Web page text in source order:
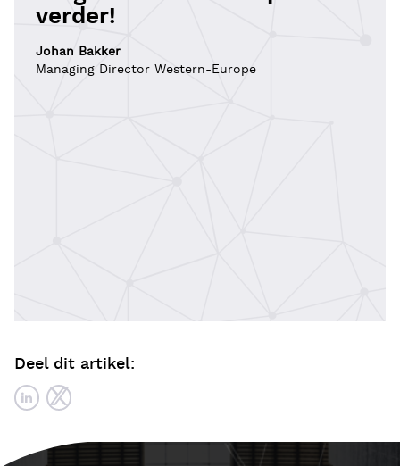
verder!
Johan Bakker
Managing Director Western-Europe
Deel dit artikel: